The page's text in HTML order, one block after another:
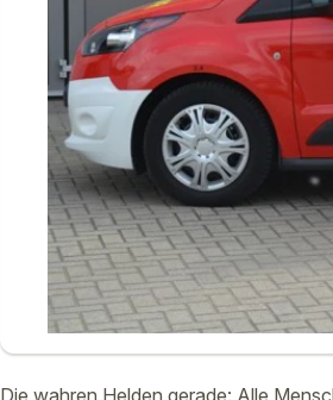
Die wahren Helden gerade: Alle